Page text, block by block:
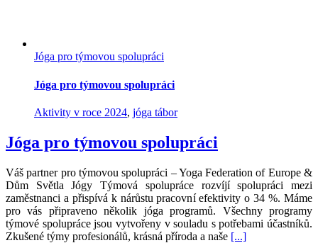
Jóga pro týmovou spolupráci
Jóga pro týmovou spolupráci
Aktivity v roce 2024, jóga tábor
Jóga pro týmovou spolupráci
Váš partner pro týmovou spolupráci – Yoga Federation of Europe &
Dům Světla Jógy Týmová spolupráce rozvíjí spolupráci mezi
zaměstnanci a přispívá k nárůstu pracovní efektivity o 34 %. Máme
pro vás připraveno několik jóga programů. Všechny programy
týmové spolupráce jsou vytvořeny v souladu s potřebami účastníků.
Zkušené týmy profesionálů, krásná příroda a naše [...]